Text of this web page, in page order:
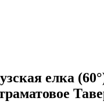
елка